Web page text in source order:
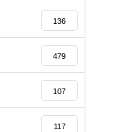
136
479
107
117